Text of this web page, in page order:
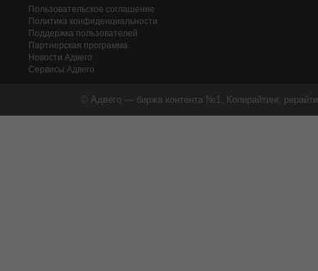
Пользовательское соглашение
Политика конфиденциальности
Поддержка пользователей
Партнерская программа
Новости Адвего
Сервисы Адвего
© Адвего — биржа контента №1. Копирайтинг,